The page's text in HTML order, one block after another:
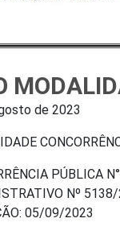
de 2023
PÚBLICA
Nº
05/09/2023